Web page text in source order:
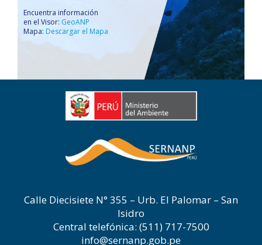
Encuentra información
en el Visor: GeoANP
Mapa: Descargar el Mapa
Calle Diecisiete N° 355 – Urb. El Palomar – San
Isidro
Central telefónica: (511) 717-7500
info@sernanp.gob.pe